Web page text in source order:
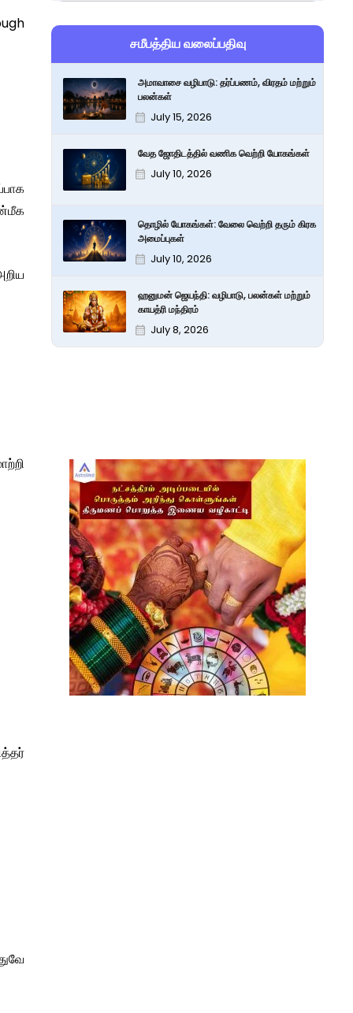
சமீபத்திய வலைப்பதிவு
அமாவாசை வழிபாடு: தர்ப்பணம், விரதம் மற்றும்
பலன்கள்
July 15, 2026
வேத ஜோதிடத்தில் வணிக வெற்றி யோகங்கள்
July 10, 2026
தொழில் யோகங்கள்: வேலை வெற்றி தரும் கிரக
அமைப்புகள்
July 10, 2026
ஹனுமன் ஜெயந்தி: வழிபாடு, பலன்கள் மற்றும்
காயத்ரி மந்திரம்
July 8, 2026